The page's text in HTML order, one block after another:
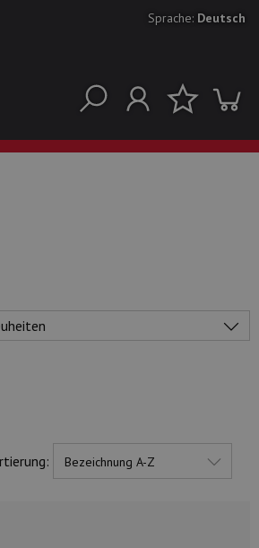
Sprache: Deutsch